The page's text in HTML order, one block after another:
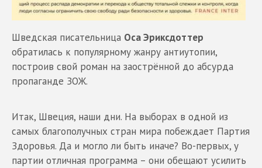
Шведская писательница Оса Эриксдоттер
обратилась к популярному жанру антиутопии,
построив свой роман на заострённой до абсурда
пропаганде ЗОЖ.
Итак, Швеция, наши дни. На выборах в одной из
самых благополучных стран мира побеждает Партия
Здоровья. Да и могло ли быть иначе? Во-первых, у
партии отличная программа – они обещают усилить